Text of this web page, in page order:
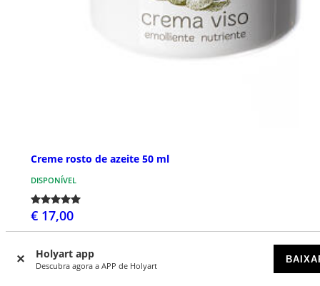
Holyart app
Descubra agora a APP de Holyart
Creme rosto de azeite 50 ml
DISPONÍVEL
€ 17,00